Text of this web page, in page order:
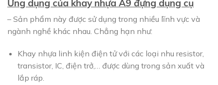
Ứng dụng của khay nhựa A9 đựng dụng cụ
– Sản phẩm này được sử dụng trong nhiều lĩnh vực và
ngành nghề khác nhau. Chẳng hạn như:
Khay nhựa linh kiện điện tử với các loại nhu resistor,
transistor, IC, điện trở,… được dùng trong sản xuất và
lắp ráp.